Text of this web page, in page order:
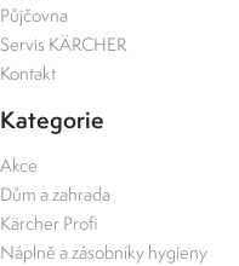
Půjčovna
Servis KÄRCHER
Kontakt
Kategorie
Akce
Dům a zahrada
Kärcher Profi
Náplně a zásobníky hygieny